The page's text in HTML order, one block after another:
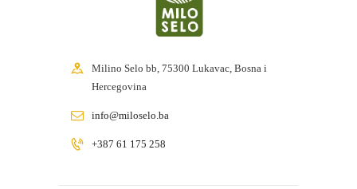
Milino Selo bb, 75300 Lukavac, Bosna i
Hercegovina
info@miloselo.ba
+387 61 175 258